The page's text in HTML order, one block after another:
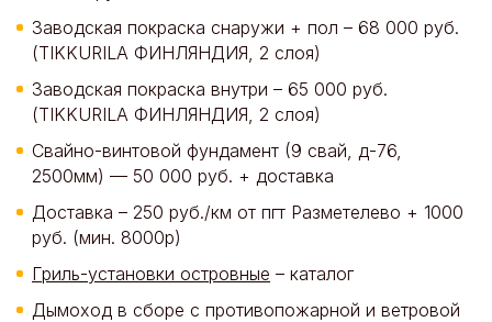
Заводская покраска снаружи + пол – 68 000 руб.
(TIKKURILA ФИНЛЯНДИЯ, 2 слоя)
Заводская покраска внутри – 65 000 руб.
(TIKKURILA ФИНЛЯНДИЯ, 2 слоя)
Свайно-винтовой фундамент (9 свай, д-76,
2500мм) — 50 000 руб. + доставка
Доставка – 250 руб./км от пгт Разметелево + 1000
руб. (мин. 8000р)
Гриль-установки островные – каталог
Дымоход в сборе с противопожарной и ветровой